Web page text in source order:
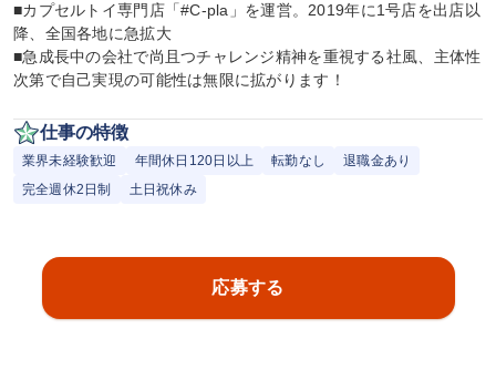
■カプセルトイ専門店「#C-pla」を運営。2019年に1号店を出店以
降、全国各地に急拡大
■急成長中の会社で尚且つチャレンジ精神を重視する社風、主体性
次第で自己実現の可能性は無限に拡がります！
仕事の特徴
業界未経験歓迎 年間休日120日以上 転勤なし
退職金あり
完全週休2日制
土日祝休み
応募する